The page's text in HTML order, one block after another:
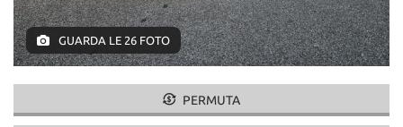
GUARDA LE 26 FOTO
PERMUTA